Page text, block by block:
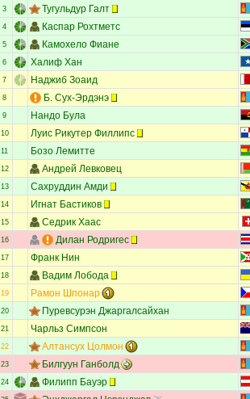
3 Тугульдур Галт
4 Каспар Рохтметс
5 Камохело Фиане
6 Халиф Хан
7 Наджиб Зоаид
8 Б. Сух-Эрдэнэ
9 Нандо Була
10 Луис Рикутер Филлипс
11 Бозо Лемитте
12 Андрей Левковец
13 Сахруддин Амди
14 Игнат Бастиков
15 Седрик Хаас
16 Дилан Родригес
17 Франк Нин
18 Вадим Лобода
19 Рамон Шпонар
20 Пуревсурэн Джаргалсайхан
21 Чарльз Симпсон
22 Алтансух Цолмон
23 Билгуун Ганболд
24 Филипп Бауэр